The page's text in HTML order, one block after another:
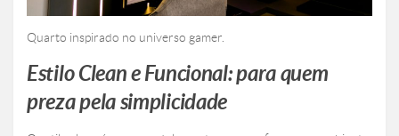
Quarto inspirado no universo gamer.
Estilo Clean e Funcional: para quem
preza pela simplicidade